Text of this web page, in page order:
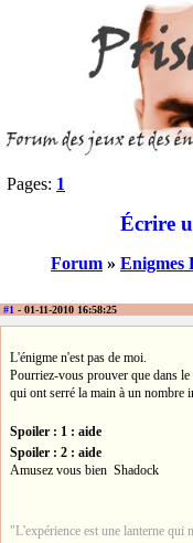
Pages: 1
Écrire
Forum » Enigmes
#1 - 01-11-2010 16:58:25
L'énigme n'est pas de moi.
Pourriez-vous prouver que dans
qui ont serré la main à un nombre
Spoiler : 1 : aide
Spoiler : 2 : aide
Amusez vous bien Shadock
"L'expérience est une lanterne qui